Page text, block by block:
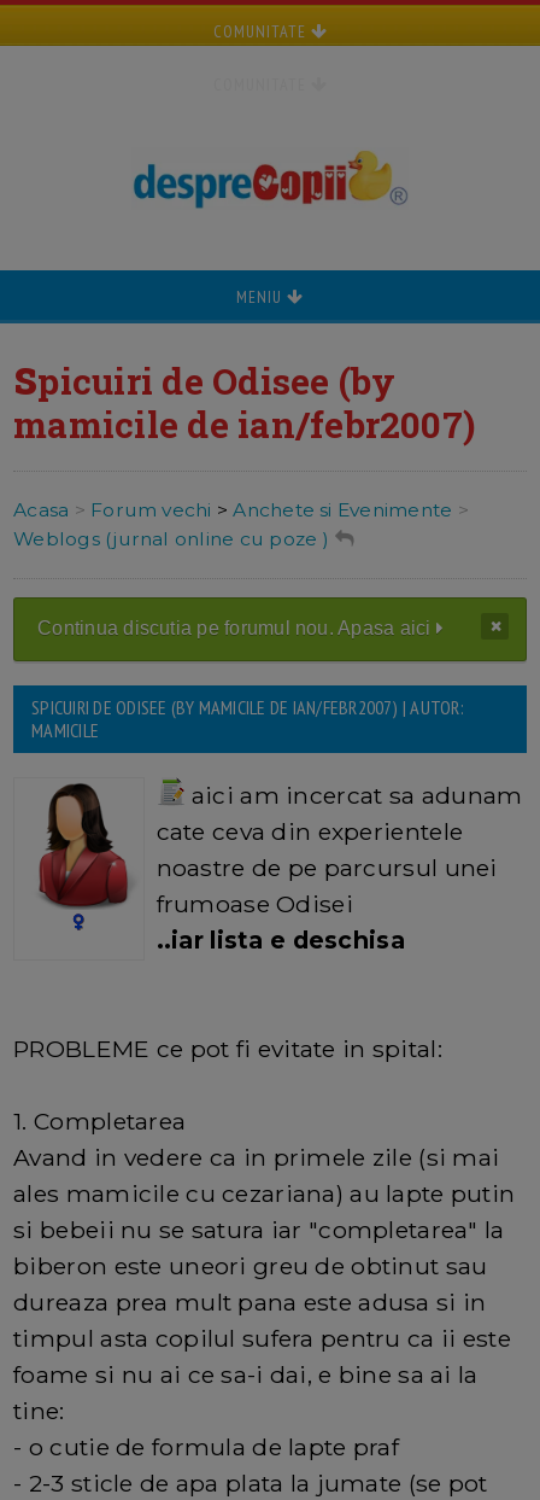
COMUNITATE
MENIU
spicuiri de Odisee (by
mamicile de ian/febr2007)
Acasa > Forum vechi >Anchete si Evenimente >
Weblogs (jurnal online cu poze )
Continua discutia pe forumul nou. Apasa aici
SPICUIRI DE ODISEE (BY MAMICILE DE IAN/FEBR2007) | AUTOR:
MAMICILE
aici am incercat sa adunam
cate ceva din experientele
noastre de pe parcursul unei
frumoase Odisei
..iar lista e deschisa
PROBLEME ce pot fi evitate in spital:
1. Completarea
Avand in vedere ca in primele zile (si mai
ales mamicile cu cezariana) au lapte putin
si bebeii nu se satura iar "completarea" la
biberon este uneori greu de obtinut sau
dureaza prea mult pana este adusa si in
timpul asta copilul sufera pentru ca ii este
foame si nu ai ce sa-i dai, e bine sa ai la
tine:
- o cutie de formula de lapte praf
- 2-3 sticle de apa plata la jumate (se pot